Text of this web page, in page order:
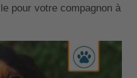
pour votre compagnon à